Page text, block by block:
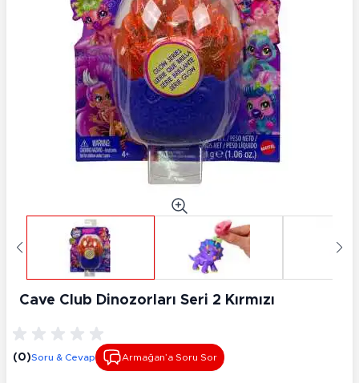
Cave Club Dinozorları Seri 2 Kırmızı
(0)Soru & Cevap Armağan’a Soru Sor